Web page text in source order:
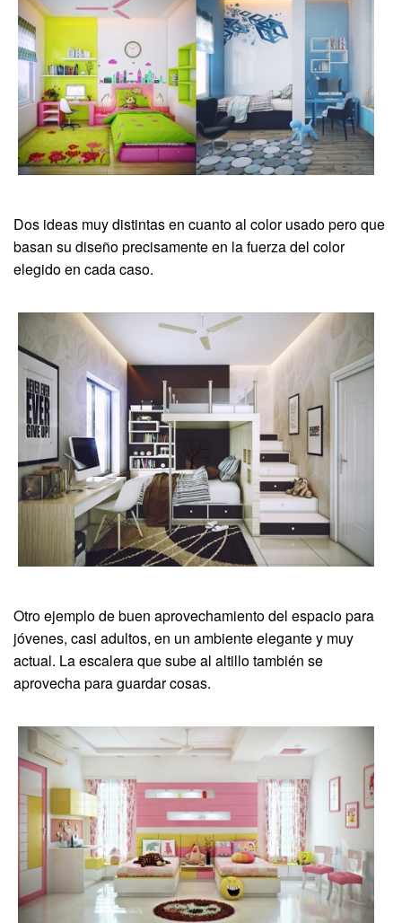
Dos ideas muy distintas en cuanto al color usado pero que
basan su diseño precisamente en la fuerza del color
elegido en cada caso.
Otro ejemplo de buen aprovechamiento del espacio para
jóvenes, casi adultos, en un ambiente elegante y muy
actual. La escalera que sube al altillo también se
aprovecha para guardar cosas.